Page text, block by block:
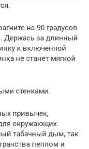
на 90 градусов
Держась за длинный
к включенной
не станет мягкой
стенками.
привычек,
окружающих.
табачный дым, так
пеплом и